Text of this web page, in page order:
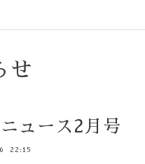
せ
ュース2月号
22:15